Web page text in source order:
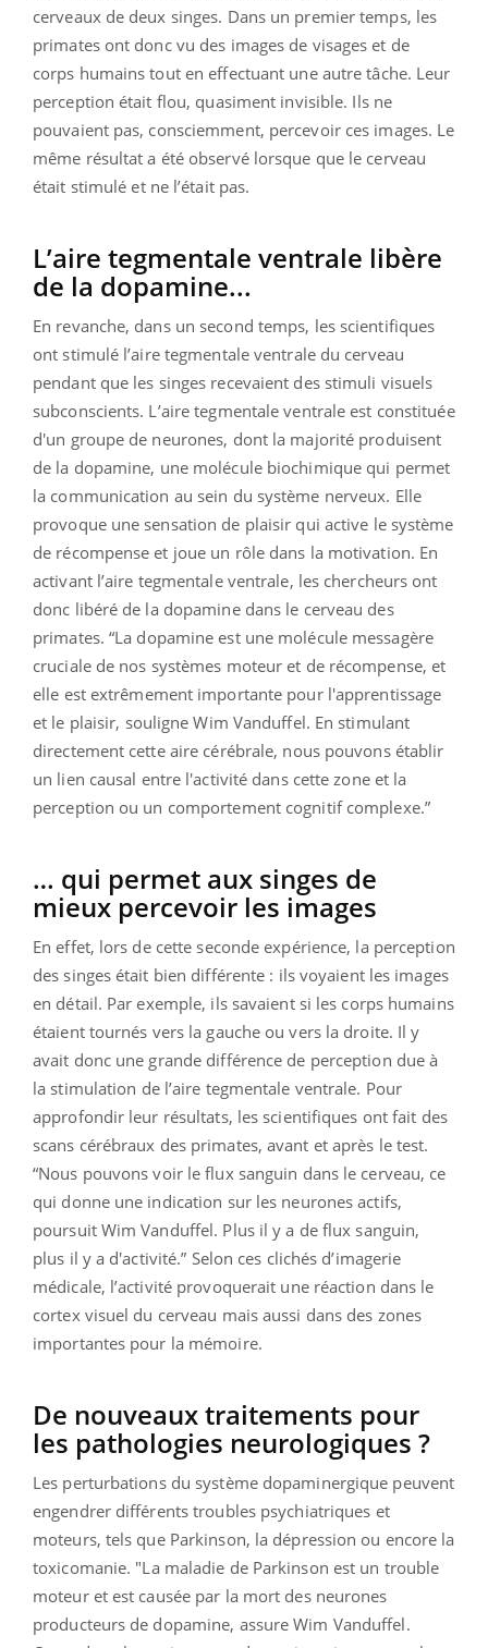
cerveaux de deux singes. Dans un premier temps, les
primates ont donc vu des images de visages et de
corps humains tout en effectuant une autre tâche. Leur
perception était flou, quasiment invisible. Ils ne
pouvaient pas, consciemment, percevoir ces images. Le
même résultat a été observé lorsque que le cerveau
était stimulé et ne l’était pas.
L’aire tegmentale ventrale libère
de la dopamine...
En revanche, dans un second temps, les scientifiques
ont stimulé l’aire tegmentale ventrale du cerveau
pendant que les singes recevaient des stimuli visuels
subconscients. L’aire tegmentale ventrale est constituée
d'un groupe de neurones, dont la majorité produisent
de la dopamine, une molécule biochimique qui permet
la communication au sein du système nerveux. Elle
provoque une sensation de plaisir qui active le système
de récompense et joue un rôle dans la motivation. En
activant l’aire tegmentale ventrale, les chercheurs ont
donc libéré de la dopamine dans le cerveau des
primates. “La dopamine est une molécule messagère
cruciale de nos systèmes moteur et de récompense, et
elle est extrêmement importante pour l'apprentissage
et le plaisir, souligne Wim Vanduffel. En stimulant
directement cette aire cérébrale, nous pouvons établir
un lien causal entre l'activité dans cette zone et la
perception ou un comportement cognitif complexe.”
… qui permet aux singes de
mieux percevoir les images
En effet, lors de cette seconde expérience, la perception
des singes était bien différente : ils voyaient les images
en détail. Par exemple, ils savaient si les corps humains
étaient tournés vers la gauche ou vers la droite. Il y
avait donc une grande différence de perception due à
la stimulation de l’aire tegmentale ventrale. Pour
approfondir leur résultats, les scientifiques ont fait des
scans cérébraux des primates, avant et après le test.
“Nous pouvons voir le flux sanguin dans le cerveau, ce
qui donne une indication sur les neurones actifs,
poursuit Wim Vanduffel. Plus il y a de flux sanguin,
plus il y a d'activité.” Selon ces clichés d’imagerie
médicale, l’activité provoquerait une réaction dans le
cortex visuel du cerveau mais aussi dans des zones
importantes pour la mémoire.
De nouveaux traitements pour
les pathologies neurologiques ?
Les perturbations du système dopaminergique peuvent
engendrer différents troubles psychiatriques et
moteurs, tels que Parkinson, la dépression ou encore la
toxicomanie. "La maladie de Parkinson est un trouble
moteur et est causée par la mort des neurones
producteurs de dopamine, assure Wim Vanduffel.